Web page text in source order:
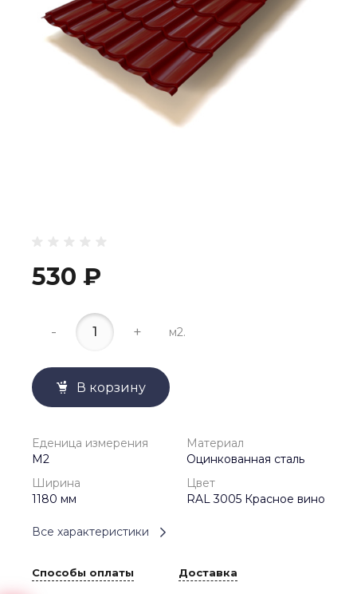
530 ₽
- + м2.
В корзину
Еденица измерения
М2
Материал
Оцинкованная сталь
Ширина
1180 мм
Цвет
RAL 3005 Красное вино
Все характеристики
Способы оплаты Доставка